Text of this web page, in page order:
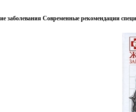
заболевания Современные рекомендации